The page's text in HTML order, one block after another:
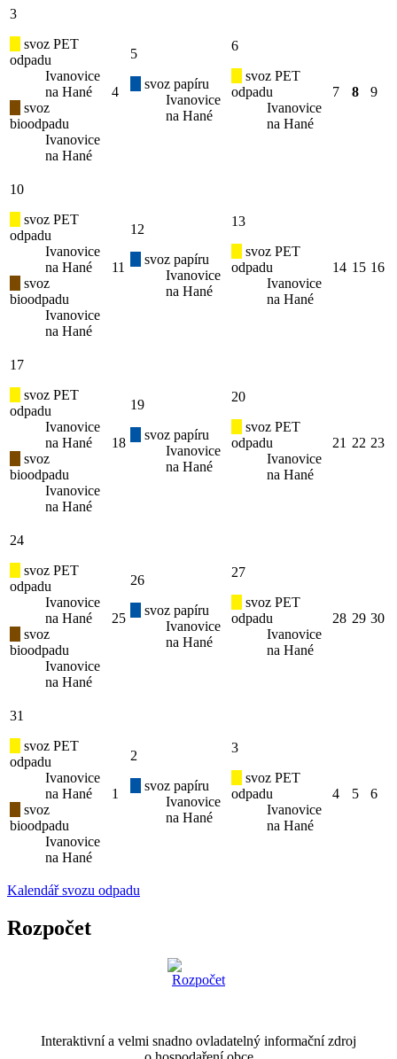
3
svoz PET
odpadu
Ivanovice
na Hané
svoz
bioodpadu
Ivanovice
na Hané
4
5
svoz papíru
Ivanovice
na Hané
6
svoz PET
odpadu
Ivanovice
na Hané
7 8 9
10
svoz PET
odpadu
Ivanovice
na Hané
svoz
bioodpadu
Ivanovice
na Hané
11
12
svoz papíru
Ivanovice
na Hané
13
svoz PET
odpadu
Ivanovice
na Hané
14 15 16
17
svoz PET
odpadu
Ivanovice
na Hané
svoz
bioodpadu
Ivanovice
na Hané
18
19
svoz papíru
Ivanovice
na Hané
20
svoz PET
odpadu
Ivanovice
na Hané
21 22 23
24
svoz PET
odpadu
Ivanovice
na Hané
svoz
bioodpadu
Ivanovice
na Hané
25
26
svoz papíru
Ivanovice
na Hané
27
svoz PET
odpadu
Ivanovice
na Hané
28 29 30
31
svoz PET
odpadu
Ivanovice
na Hané
svoz
bioodpadu
Ivanovice
na Hané
1
2
svoz papíru
Ivanovice
na Hané
3
svoz PET
odpadu
Ivanovice
na Hané
4 5 6
Kalendář svozu odpadu
Rozpočet
Interaktivní a velmi snadno ovladatelný informační zdroj